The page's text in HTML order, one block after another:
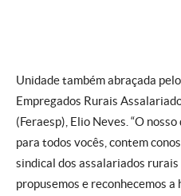
Unidade também abraçada
Empregados Rurais
(Feraesp), Elio Neves. “O
para todos vocês, contem
sindical dos assalariados
propusemos e reconhecemos